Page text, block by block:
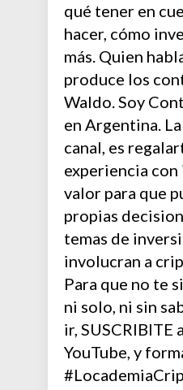
qué tener en
hacer, cómo
más. Quien
produce los
Waldo. Soy
en Argentina.
canal, es
experiencia
valor para que
propias
temas de
involucran a
Para que no te
ni solo, ni sin
ir, SUSCRIBITE
YouTube, y